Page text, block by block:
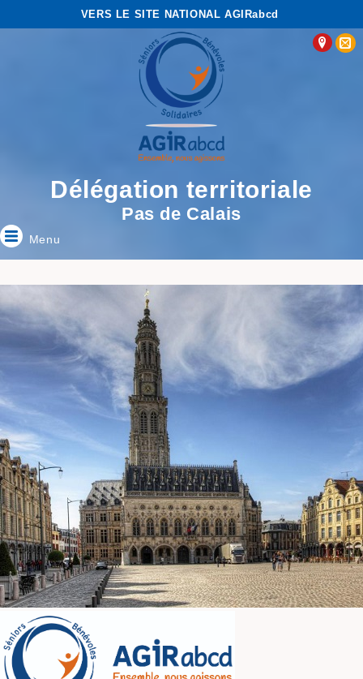
VERS LE SITE NATIONAL AGIRabcd
Délégation territoriale
Pas de Calais
Menu